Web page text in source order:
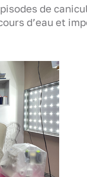
de
d’eau et